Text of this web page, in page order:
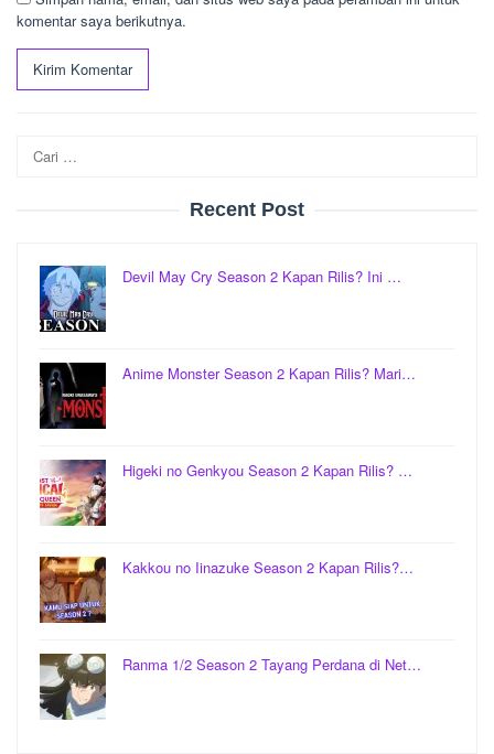
komentar saya berikutnya.
Cari
untuk:
Recent Post
Devil May Cry Season 2 Kapan Rilis? Ini …
Anime Monster Season 2 Kapan Rilis? Mari…
Higeki no Genkyou Season 2 Kapan Rilis? …
Kakkou no Iinazuke Season 2 Kapan Rilis?…
Ranma 1/2 Season 2 Tayang Perdana di Net…